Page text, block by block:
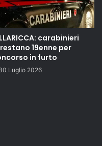
carabinieri
19enne per
in furto
Luglio 2026